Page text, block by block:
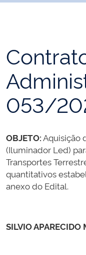
053/
OBJETO:Aquisição
(Iluminador Led)
Transportes
quantitativos
anexo do Edital.
SILVIO APARECIDO